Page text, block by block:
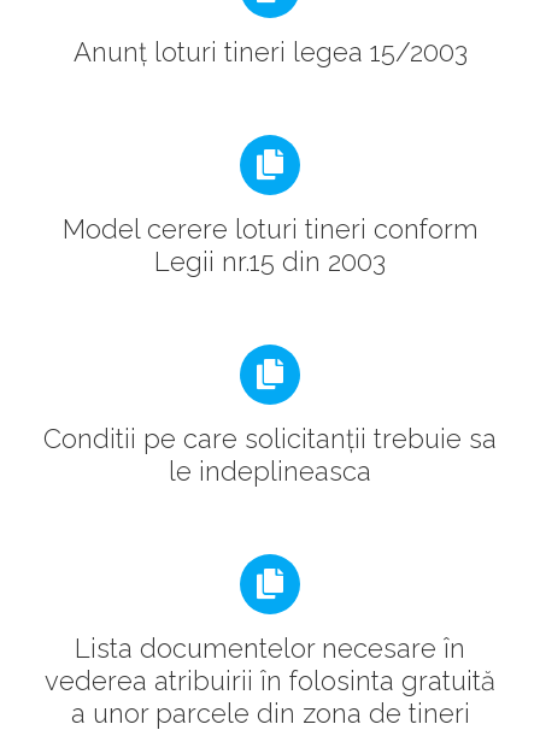
Anunț loturi tineri legea 15/2003
Model cerere loturi tineri conform
Legii nr.15 din 2003
Conditii pe care solicitanții trebuie sa
le indeplineasca
Lista documentelor necesare în
vederea atribuirii în folosinta gratuită
a unor parcele din zona de tineri